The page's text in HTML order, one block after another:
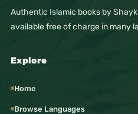
Authentic Islamic books by
available free of charge in many
Explore
Home
Browse Languages